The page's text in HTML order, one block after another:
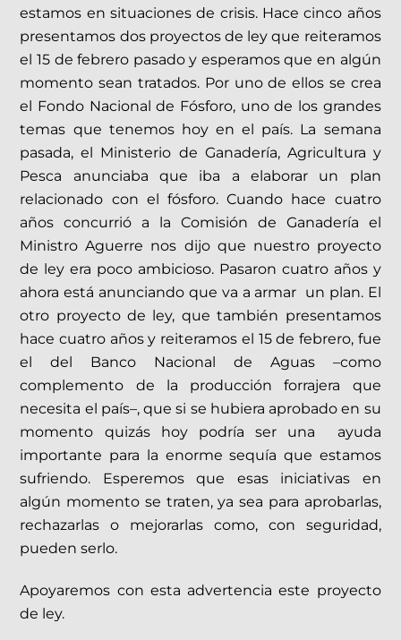
estamos en situaciones de crisis. Hace cinco años
presentamos dos proyectos de ley que reiteramos
el 15 de febrero pasado y esperamos que en algún
momento sean tratados. Por uno de ellos se crea
el Fondo Nacional de Fósforo, uno de los grandes
temas que tenemos hoy en el país. La semana
pasada, el Ministerio de Ganadería, Agricultura y
Pesca anunciaba que iba a elaborar un plan
relacionado con el fósforo. Cuando hace cuatro
años concurrió a la Comisión de Ganadería el
Ministro Aguerre nos dijo que nuestro proyecto
de ley era poco ambicioso. Pasaron cuatro años y
ahora está anunciando que va a armar un plan. El
otro proyecto de ley, que también presentamos
hace cuatro años y reiteramos el 15 de febrero, fue
el del Banco Nacional de Aguas –como
complemento de la producción forrajera que
necesita el país–, que si se hubiera aprobado en su
momento quizás hoy podría ser una ayuda
importante para la enorme sequía que estamos
sufriendo. Esperemos que esas iniciativas en
algún momento se traten, ya sea para aprobarlas,
rechazarlas o mejorarlas como, con seguridad,
pueden serlo.
Apoyaremos con esta advertencia este proyecto
de ley.